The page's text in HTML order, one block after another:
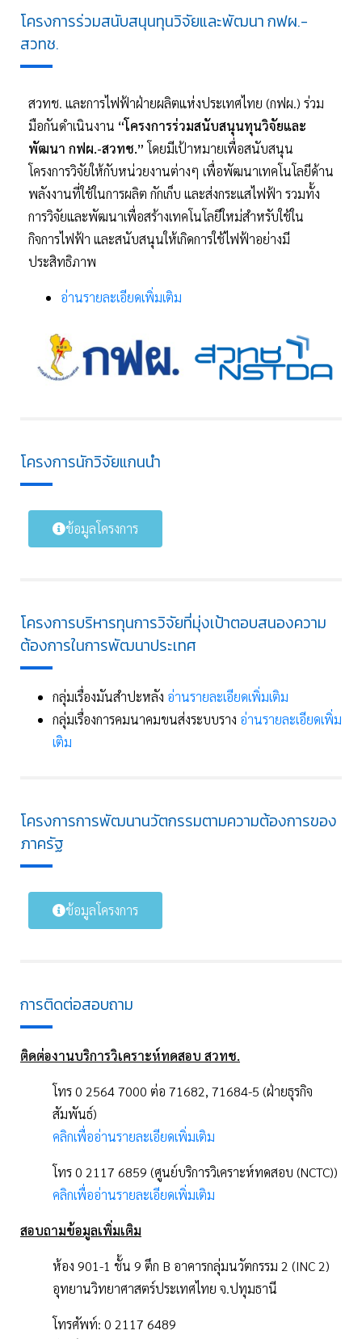
โครงการร่วมสนับสนุนทุนวิจัยและพัฒนา กฟผ.-
สวทช.
สวทช. และการไฟฟ้าฝ่ายผลิตแห่งประเทศไทย (กฟผ.) ร่วม
มือกันดำเนินงาน “โครงการร่วมสนับสนุนทุนวิจัยและ
พัฒนา กฟผ.-สวทช.” โดยมีเป้าหมายเพื่อสนับสนุน
โครงการวิจัยให้กับหน่วยงานต่างๆ เพื่อพัฒนาเทคโนโลยีด้าน
พลังงานที่ใช้ในการผลิต กักเก็บ และส่งกระแสไฟฟ้า รวมทั้ง
การวิจัยและพัฒนาเพื่อสร้างเทคโนโลยีใหม่สำหรับใช้ใน
กิจการไฟฟ้า และสนับสนุนให้เกิดการใช้ไฟฟ้าอย่างมี
ประสิทธิภาพ
อ่านรายละเอียดเพิ่มเติม
โครงการนักวิจัยแกนนำ
ข้อมูลโครงการ
โครงการบริหารทุนการวิจัยที่มุ่งเป้าตอบสนองความ
ต้องการในการพัฒนาประเทศ
กลุ่มเรื่องมันสำปะหลัง อ่านรายละเอียดเพิ่มเติม
กลุ่มเรื่องการคมนาคมขนส่งระบบราง อ่านรายละเอียดเพิ่ม
เติม
โครงการการพัฒนานวัตกรรมตามความต้องการของ
ภาครัฐ
ข้อมูลโครงการ
การติดต่อสอบถาม
ติดต่องานบริการวิเคราะห์ทดสอบ สวทช.
โทร 0 2564 7000 ต่อ 71682, 71684-5 (ฝ่ายธุรกิจ
สัมพันธ์)
คลิกเพื่ออ่านรายละเอียดเพิ่มเติม
โทร 0 2117 6859 (ศูนย์บริการวิเคราะห์ทดสอบ (NCTC))
คลิกเพื่ออ่านรายละเอียดเพิ่มเติม
สอบถามข้อมูลเพิ่มเติม
ห้อง 901-1 ชั้น 9 ตึก B อาคารกลุ่มนวัตกรรม 2 (INC 2)
อุทยานวิทยาศาสตร์ประเทศไทย จ.ปทุมธานี
โทรศัพท์: 0 2117 6489